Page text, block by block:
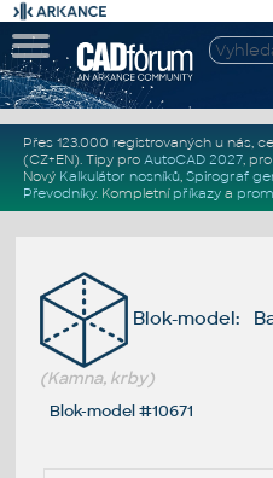
Přes 123.000 registrovaných u nás,
(CZ+EN). Tipy pro AutoCAD 2027, pro
Nový Kalkulátor nosníků, Spirograf
Převodníky. Kompletní příkazya
Blok-model:
(Kamna, krby)
Blok-model #10671